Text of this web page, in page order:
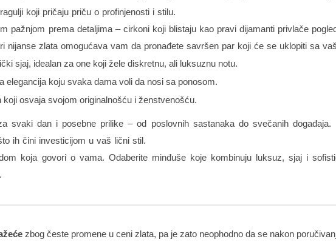
koji pričaju priču o profinjenosti i stilu.
pažnjom prema detaljima – cirkoni koji blistaju kao pravi dijamanti privlače
nijanse zlata omogućava vam da pronađete savršen par koji će se uklopiti sa
sjaj, idealan za one koji žele diskretnu, ali luksuznu notu.
elegancija koju svaka dama voli da nosi sa ponosom.
koji osvaja svojom originalnošću i ženstvenošću.
svaki dan i posebne prilike – od poslovnih sastanaka do svečanih
ih čini investicijom u vaš lični stil.
koja govori o vama. Odaberite minđuše koje kombinuju luksuz, sjaj i
zbog česte promene u ceni zlata, pa je zato neophodno da se nakon